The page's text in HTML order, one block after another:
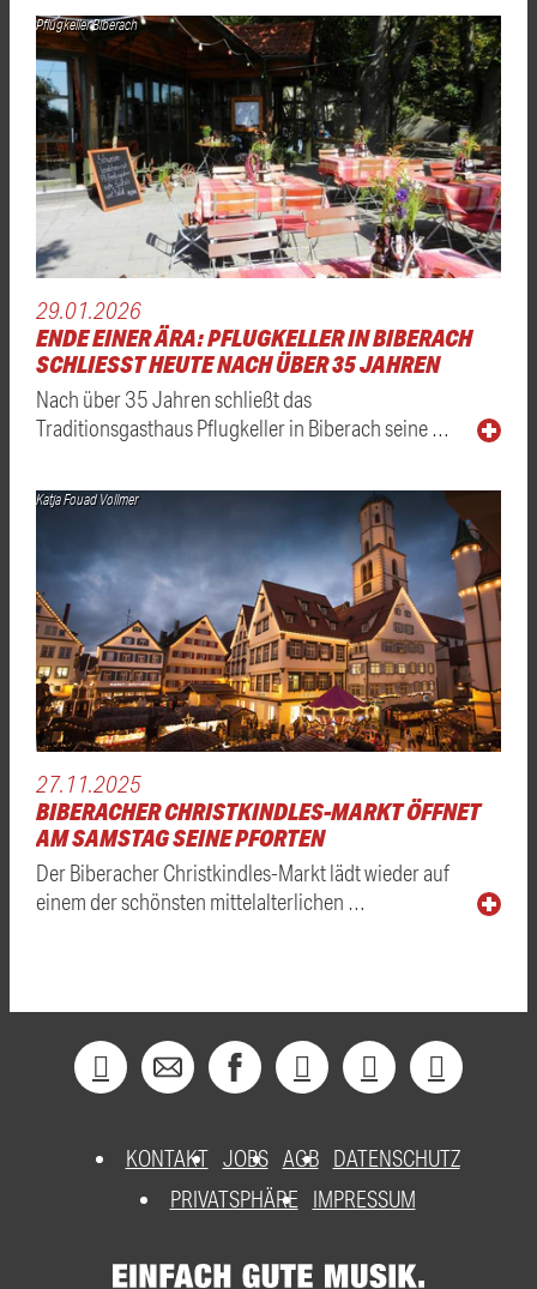
Pflugkeller Biberach
29.01.2026
ENDE EINER ÄRA: PFLUGKELLER IN BIBERACH
SCHLIESST HEUTE NACH ÜBER 35 JAHREN
Nach über 35 Jahren schließt das
Traditionsgasthaus Pflugkeller in Biberach seine …
Katja Fouad Vollmer
27.11.2025
BIBERACHER CHRISTKINDLES-MARKT ÖFFNET
AM SAMSTAG SEINE PFORTEN
Der Biberacher Christkindles-Markt lädt wieder auf
einem der schönsten mittelalterlichen …
KONTAKT JOBS AGB DATENSCHUTZ
PRIVATSPHÄRE
IMPRESSUM